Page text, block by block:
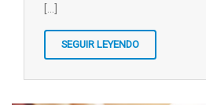
SEGUIR LEYENDO